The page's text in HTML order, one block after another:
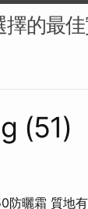
擇的最
(51)
防曬霜 質地